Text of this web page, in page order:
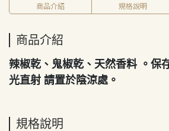
商品介紹 規格說明
商品介紹
辣椒乾、鬼椒乾、天然香料 。保
光直射 請置於陰涼處。
規格說明